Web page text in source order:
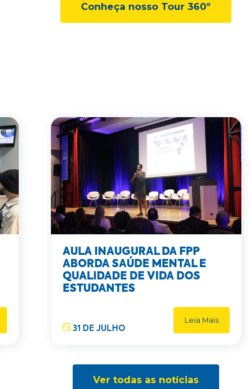
Conheça nosso Tour 360º
AULA INAUGURAL DA FPP
ABORDA SAÚDE MENTAL E
QUALIDADE DE VIDA DOS
ESTUDANTES
31 DE JULHO
Leia Mais
Ver todas as notícias